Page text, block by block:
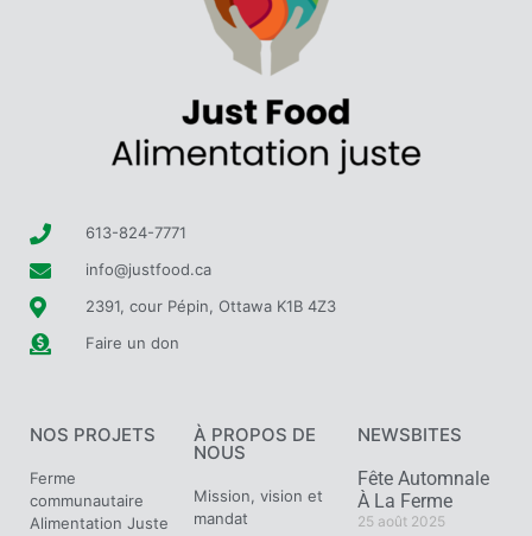
613-824-7771
info@justfood.ca
2391, cour Pépin, Ottawa K1B 4Z3
Faire un don
NOS PROJETS
Ferme
communautaire
Alimentation Juste
À PROPOS DE
NOUS
Mission, vision et
mandat
NEWSBITES
Fête Automnale
À La Ferme
25 août 2025